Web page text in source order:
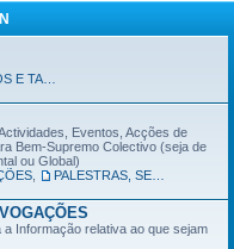
Eventos, Acções de
Bem-Supremo Colectivo (seja de
ou Global)
Informação relativa ao que sejam